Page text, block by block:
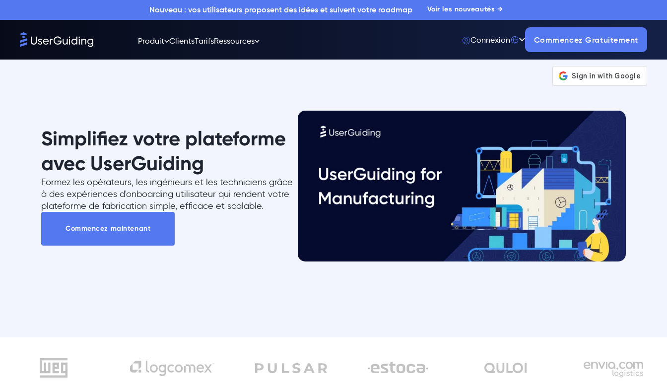
Nouveau : vos utilisateurs proposent des idées et suivent votre roadmap Voir les nouveautés →
Produit ClientsTarifsRessources Connexion Commencez Gratuitement
Simplifiez votre plateforme
avec UserGuiding
Formez les opérateurs, les ingénieurs et les techniciens grâce
à des expériences d'onboarding utilisateur qui rendent votre
plateforme de fabrication simple, efficace et scalable.
Commencez maintenant